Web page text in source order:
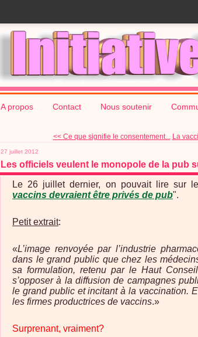
A propos Contact Nous soutenir
<< Ce que signifie le consentement... La
27 juillet 2012
Les officiels veulent le monopole de la pub
Le 26 juillet dernier, on pouvait lire sur
vaccins devraient être privés de pub".
Petit extrait:
«L’image renvoyée par l’industrie
dans le grand public que chez les
sa formulation, retenu par le Haut
s’opposer à la diffusion de campagnes
le grand public et incitant à la vaccination.
les firmes productrices de vaccins.»
Surprenant, vraiment?